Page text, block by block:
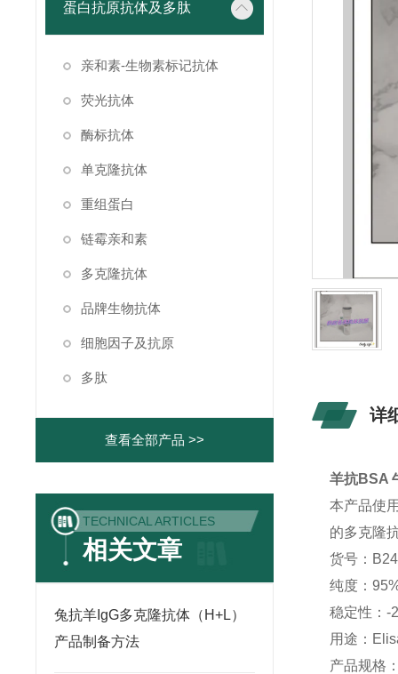
蛋白抗原抗体及多肽
亲和素-生物素标记抗体
荧光抗体
酶标抗体
单克隆抗体
重组蛋白
链霉亲和素
多克隆抗体
品牌生物抗体
细胞因子及抗原
多肽
查看全部产品 >>
TECHNICAL ARTICLES
相关文章
兔抗羊IgG多克隆抗体（H+L）
产品制备方法
详
羊抗BSA
本产品使
的多克隆
货号：
纯度：
稳定性：-
用途：
产品规格